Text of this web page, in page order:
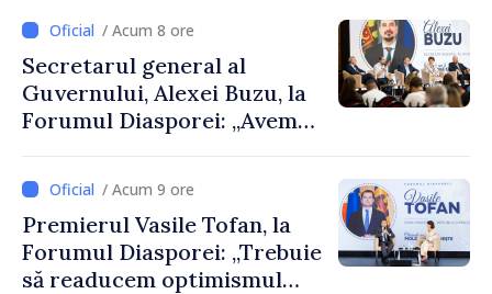
despre parcursul european
al Republicii Moldova.
/ Acum 8 ore
Secretarul general al
Guvernului, Alexei Buzu, la
Forumul Diasporei: „Avem
dumneavoastră pentru a
construi comunități mai
puternice”
/ Acum 9 ore
Premierul Vasile Tofan, la
Forumul Diasporei: „Trebuie
să readucem optimismul